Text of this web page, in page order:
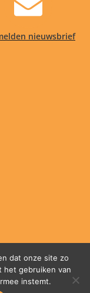
nieuwsbrief
dat onze site zo
het gebruiken van
instemt.